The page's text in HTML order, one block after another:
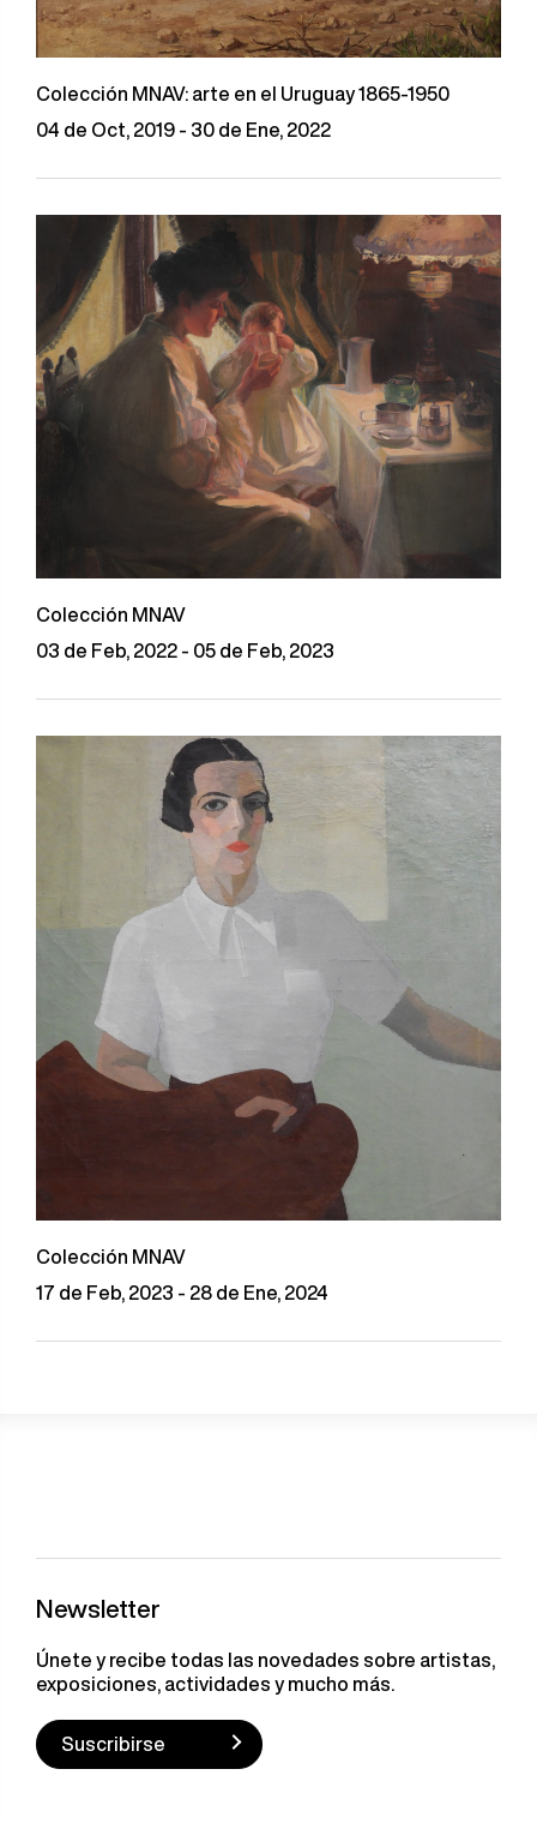
Colección MNAV: arte en el Uruguay 1865-1950
04 de Oct, 2019 - 30 de Ene, 2022
Colección MNAV
03 de Feb, 2022 - 05 de Feb, 2023
Colección MNAV
17 de Feb, 2023 - 28 de Ene, 2024
Newsletter
Únete y recibe todas las novedades sobre artistas,
exposiciones, actividades y mucho más.
Suscribirse